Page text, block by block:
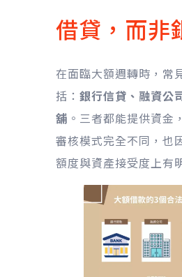
借貸，而非
在面臨大額週轉時，常
括： 銀行信貸、融資公
舖 。三者都能提供資金
審核模式完全不同，也
額度與資產接受度上有